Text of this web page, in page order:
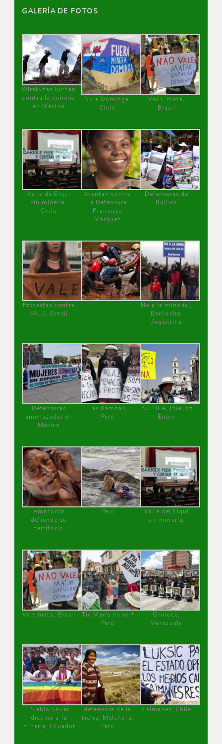
GALERÌA DE FOTOS
Wirakutas luchan
contra la minería
en México
No a Dominga,
Chile
VALE mata,
Brasil
Valle de Elqui
sin minería.
Chile
Atentan contra
la Defensora
Francisca
Márquez
Defensoras de
Bolivia
Protestas contra
VALE, Brasil
No a la minería ,
Bariloche,
Argentina
Defensoras
amenazadas en
México
Las Bambas,
Perú
PUEBLA, Pue, 27
Enero
Amazonía
defiende su
territorio
Perú
Valle del Elqui
sin minería.
Vale mata, Brasil
Tía María no va !
Perú
Orinoco,
Venezuela
Pueblo Shuar
dice no a la
minería, Ecuador
defensora de la
tierra, Melchora,
Perú
Caimanes, Chile